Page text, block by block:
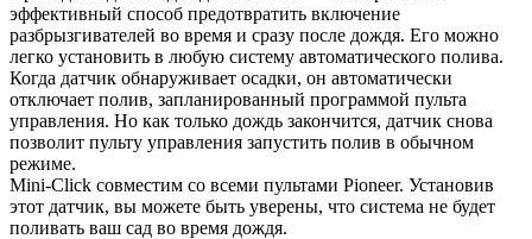
эффективный способ предотвратить включение
разбрызгивателей во время и сразу после дождя. Его можно
легко установить в любую систему автоматического полива.
Когда датчик обнаруживает осадки, он автоматически
отключает полив, запланированный программой пульта
управления. Но как только дождь закончится, датчик снова
позволит пульту управления запустить полив в обычном
режиме.
Mini-Click совместим со всеми пультами Pioneer. Установив
этот датчик, вы можете быть уверены, что система не будет
поливать ваш сад во время дождя.